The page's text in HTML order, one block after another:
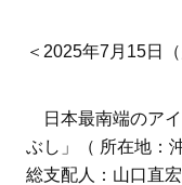
＜2025年7月15日
日本最南端のアイ
ぶし」（ 所在地：
総支配人：山口直